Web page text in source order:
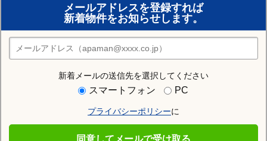
メールアドレスを登録すれば
新着物件をお知らせします。
新着メールの送信先を選択してください
スマートフォン PC
プライバシーポリシーに
同意してメールで受け取る
おまかせ物件リクエスト
住みたい街の店舗を探す
店舗検索
住む街研究所で神戸市兵庫区の情報を見る